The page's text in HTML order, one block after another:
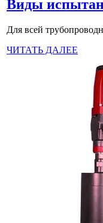
Виды
Для всей
ЧИТАТЬ ДАЛЕЕ